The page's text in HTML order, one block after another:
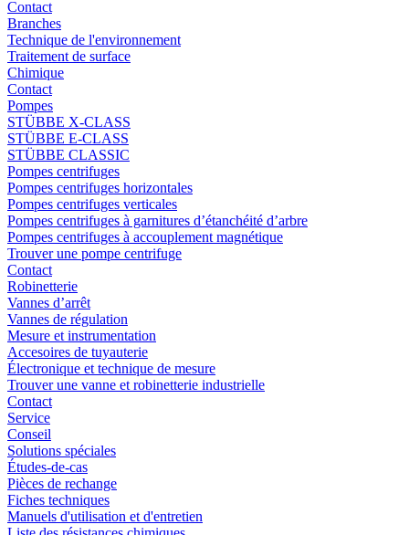
Contact
Branches
Technique de l'environnement
Traitement de surface
Chimique
Contact
Pompes
STÜBBE X-CLASS
STÜBBE E-CLASS
STÜBBE CLASSIC
Pompes centrifuges
Pompes centrifuges horizontales
Pompes centrifuges verticales
Pompes centrifuges à garnitures d’étanchéité d’arbre
Pompes centrifuges à accouplement magnétique
Trouver une pompe centrifuge
Contact
Robinetterie
Vannes d’arrêt
Vannes de régulation
Mesure et instrumentation
Accesoires de tuyauterie
Électronique et technique de mesure
Trouver une vanne et robinetterie industrielle
Contact
Service
Conseil
Solutions spéciales
Études-de-cas
Pièces de rechange
Fiches techniques
Manuels d'utilisation et d'entretien